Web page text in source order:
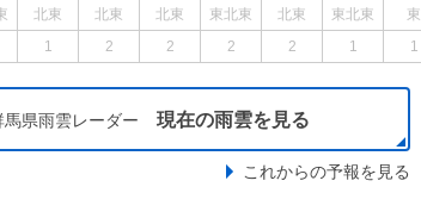
北東 北東 北東 東北東 北東 東北東 東
1 2 2 2 2 1 1
馬県雨雲レーダー 現在の雨雲を見る
これからの予報を見る